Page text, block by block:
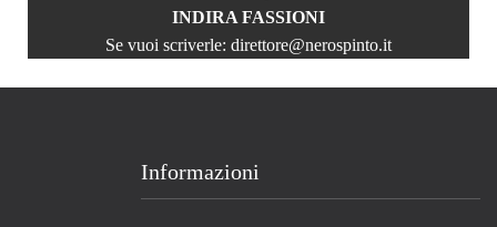
INDIRA FASSIONI
Se vuoi scriverle: direttore@nerospinto.it
Informazioni